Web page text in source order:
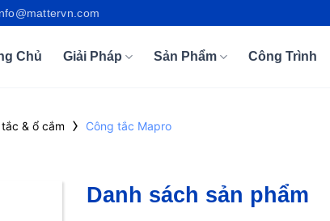
Chủ Giải Pháp Sản Phẩm Công Trình
& ổ cắm › Công tắc Mapro
Danh sách sản phẩm